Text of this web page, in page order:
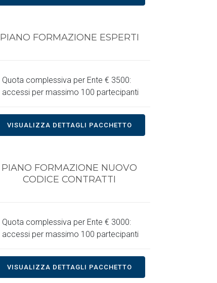
PIANO FORMAZIONE ESPERTI
Quota complessiva per Ente € 3500:
accessi per massimo 100 partecipanti
VISUALIZZA DETTAGLI PACCHETTO
PIANO FORMAZIONE NUOVO
CODICE CONTRATTI
Quota complessiva per Ente € 3000:
accessi per massimo 100 partecipanti
VISUALIZZA DETTAGLI PACCHETTO